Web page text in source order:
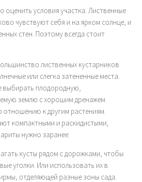
оценить условия участка. Лиственные
чувствуют себя и на ярком солнце, и
стен. Поэтому всегда стоит
лиственных кустарников
или слегка затененные места.
выбирать плодородную,
землю с хорошим дренажем.
отношению к другим растениям.
компактными и раскидистыми,
нужно заранее.
кусты рядом с дорожками, чтобы
уголки. Или использовать их в
отделяющей разные зоны сада.